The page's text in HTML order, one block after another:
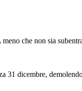
che non sia
31 dicembre,